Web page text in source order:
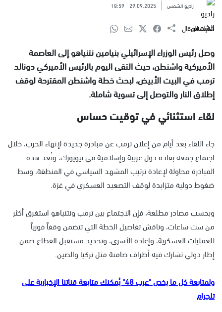
راديو الشمس 29.09.2025
18:59
شارك المقال
وصل رئيس الوزراء الإسرائيلي بنيامين نتنياهو إلى العاصمة
الأميركية واشنطن، حيث التقى اليوم بالرئيس الأميركي دونالد
ترمب في البيت الأبيض، لبحث خطة واشنطن المقترحة لوقف
إطلاق النار والتوصل إلى تسوية شاملة.
لقاء استثنائي في توقيت حساس
جاء اللقاء بعد أيام من إعلان ترمب عن مبادرة جديدة لإنهاء الحرب، خلال
اجتماع جمعه بقادة دول عربية وإسلامية في نيويورك، وتُعد هذه
المبادرة محاولة لإعادة ترتيب المشهد السياسي في المنطقة، وسط
ضغوط دولية متزايدة لوقف التصعيد العسكري في غزة.
وبحسب مصادر مطلعة، فإن الاجتماع بين ترمب ونتنياهو استغرق أكثر
من ست ساعات، وناقش تفاصيل الخطة التي تتضمن وقفاً فورياً
للعمليات العسكرية، وإعادة الأسرى، وتحديد مستقبل القطاع ضمن
إطار دولي تشارك فيه أطراف ضامنة مثل تركيا والصين.
ولمتابعة كل ما يخص "عرب 48" يُمكنك متابعة قناتنا الإخبارية على
تلجرام